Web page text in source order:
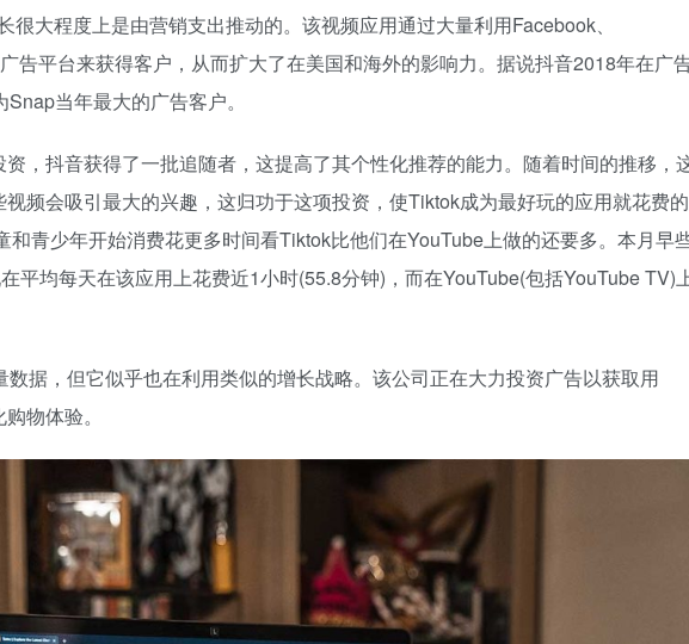
很大程度上是由营销支出推动的。该视频应用通过大量利用Facebook、
告平台来获得客户，从而扩大了在美国和海外的影响力。据说抖音2018年在广
当年最大的广告客户。
，抖音获得了一批追随者，这提高了其个性化推荐的能力。随着时间的推移，
频会吸引最大的兴趣，这归功于这项投资，使Tiktok成为最好玩的应用就花费的
和青少年开始消费花更多时间看Tiktok比他们在YouTube上做的还要多。本月早
平均每天在该应用上花费近1小时(55.8分钟)，而在YouTube(包括YouTube TV)
数据，但它似乎也在利用类似的增长战略。该公司正在大力投资广告以获取用
物体验。